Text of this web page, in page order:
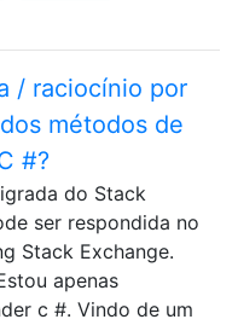
/ raciocínio por
métodos de
#?
do Stack
ser respondida no
Stack Exchange.
apenas
c #. Vindo de um